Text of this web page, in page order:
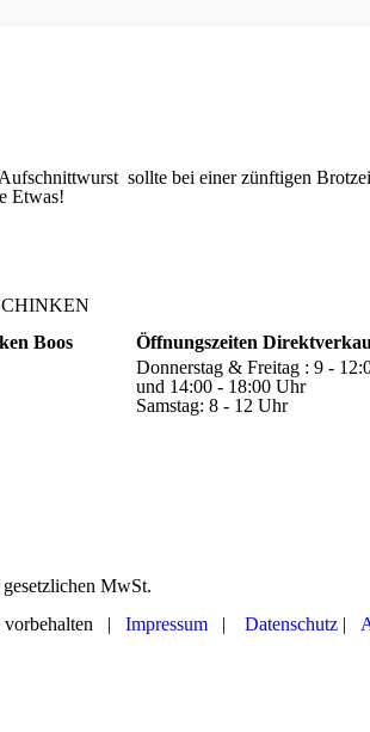
sollte bei einer zünftigen
Etwas!
Boos
Öffnungszeiten
Donnerstag & Freitag : 9 -
und 14:00 - 18:00 Uhr
Samstag: 8 - 12 Uhr
MwSt.
vorbehalten | Impressum | Datenschutz |